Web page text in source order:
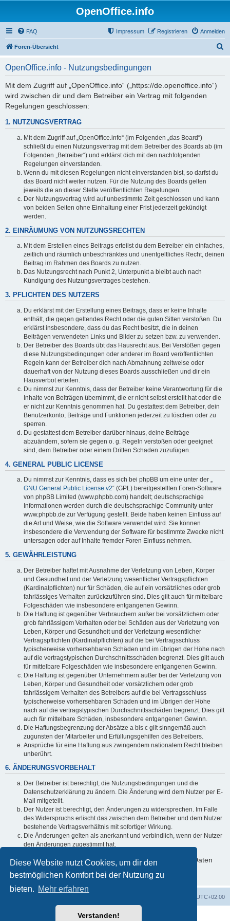
Diese Website nutzt Cookies, um dir den
bestmöglichen Komfort bei der Nutzung zu
bieten. Mehr erfahren
Verstanden!
OpenOffice.info
FAQ Anmelden
Registrieren
Impressum
Foren-Übersicht
OpenOffice.info - Nutzungsbedingungen
Mit dem Zugriff auf „OpenOffice.info“ („https://de.openoffice.info“)
wird zwischen dir und dem Betreiber ein Vertrag mit folgenden
Regelungen geschlossen:
1. NUTZUNGSVERTRAG
Mit dem Zugriff auf „OpenOffice.info“ (im Folgenden „das Board“)
schließt du einen Nutzungsvertrag mit dem Betreiber des Boards ab (im
Folgenden „Betreiber“) und erklärst dich mit den nachfolgenden
Regelungen einverstanden.
Wenn du mit diesen Regelungen nicht einverstanden bist, so darfst du
das Board nicht weiter nutzen. Für die Nutzung des Boards gelten
jeweils die an dieser Stelle veröffentlichten Regelungen.
Der Nutzungsvertrag wird auf unbestimmte Zeit geschlossen und kann
von beiden Seiten ohne Einhaltung einer Frist jederzeit gekündigt
werden.
2. EINRÄUMUNG VON NUTZUNGSRECHTEN
Mit dem Erstellen eines Beitrags erteilst du dem Betreiber ein einfaches,
zeitlich und räumlich unbeschränktes und unentgeltliches Recht, deinen
Beitrag im Rahmen des Boards zu nutzen.
Das Nutzungsrecht nach Punkt 2, Unterpunkt a bleibt auch nach
Kündigung des Nutzungsvertrages bestehen.
3. PFLICHTEN DES NUTZERS
Du erklärst mit der Erstellung eines Beitrags, dass er keine Inhalte
enthält, die gegen geltendes Recht oder die guten Sitten verstoßen. Du
erklärst insbesondere, dass du das Recht besitzt, die in deinen
Beiträgen verwendeten Links und Bilder zu setzen bzw. zu verwenden.
Der Betreiber des Boards übt das Hausrecht aus. Bei Verstößen gegen
diese Nutzungsbedingungen oder anderer im Board veröffentlichten
Regeln kann der Betreiber dich nach Abmahnung zeitweise oder
dauerhaft von der Nutzung dieses Boards ausschließen und dir ein
Hausverbot erteilen.
Du nimmst zur Kenntnis, dass der Betreiber keine Verantwortung für die
Inhalte von Beiträgen übernimmt, die er nicht selbst erstellt hat oder die
er nicht zur Kenntnis genommen hat. Du gestattest dem Betreiber, dein
Benutzerkonto, Beiträge und Funktionen jederzeit zu löschen oder zu
sperren.
Du gestattest dem Betreiber darüber hinaus, deine Beiträge
abzuändern, sofern sie gegen o. g. Regeln verstoßen oder geeignet
sind, dem Betreiber oder einem Dritten Schaden zuzufügen.
4. GENERAL PUBLIC LICENSE
Du nimmst zur Kenntnis, dass es sich bei phpBB um eine unter der „
GNU General Public License v2“ (GPL) bereitgestellten Foren-Software
von phpBB Limited (www.phpbb.com) handelt; deutschsprachige
Informationen werden durch die deutschsprachige Community unter
www.phpbb.de zur Verfügung gestellt. Beide haben keinen Einfluss auf
die Art und Weise, wie die Software verwendet wird. Sie können
insbesondere die Verwendung der Software für bestimmte Zwecke nicht
untersagen oder auf Inhalte fremder Foren Einfluss nehmen.
5. GEWÄHRLEISTUNG
Der Betreiber haftet mit Ausnahme der Verletzung von Leben, Körper
und Gesundheit und der Verletzung wesentlicher Vertragspflichten
(Kardinalpflichten) nur für Schäden, die auf ein vorsätzliches oder grob
fahrlässiges Verhalten zurückzuführen sind. Dies gilt auch für mittelbare
Folgeschäden wie insbesondere entgangenen Gewinn.
Die Haftung ist gegenüber Verbrauchern außer bei vorsätzlichem oder
grob fahrlässigem Verhalten oder bei Schäden aus der Verletzung von
Leben, Körper und Gesundheit und der Verletzung wesentlicher
Vertragspflichten (Kardinalpflichten) auf die bei Vertragsschluss
typischerweise vorhersehbaren Schäden und im übrigen der Höhe nach
auf die vertragstypischen Durchschnittsschäden begrenzt. Dies gilt auch
für mittelbare Folgeschäden wie insbesondere entgangenen Gewinn.
Die Haftung ist gegenüber Unternehmern außer bei der Verletzung von
Leben, Körper und Gesundheit oder vorsätzlichem oder grob
fahrlässigem Verhalten des Betreibers auf die bei Vertragsschluss
typischerweise vorhersehbaren Schäden und im Übrigen der Höhe
nach auf die vertragstypischen Durchschnittsschäden begrenzt. Dies gilt
auch für mittelbare Schäden, insbesondere entgangenen Gewinn.
Die Haftungsbegrenzung der Absätze a bis c gilt sinngemäß auch
zugunsten der Mitarbeiter und Erfüllungsgehilfen des Betreibers.
Ansprüche für eine Haftung aus zwingendem nationalem Recht bleiben
unberührt.
6. ÄNDERUNGSVORBEHALT
Der Betreiber ist berechtigt, die Nutzungsbedingungen und die
Datenschutzerklärung zu ändern. Die Änderung wird dem Nutzer per E-
Mail mitgeteilt.
Der Nutzer ist berechtigt, den Änderungen zu widersprechen. Im Falle
des Widerspruchs erlischt das zwischen dem Betreiber und dem Nutzer
bestehende Vertragsverhältnis mit sofortiger Wirkung.
Die Änderungen gelten als anerkannt und verbindlich, wenn der Nutzer
den Änderungen zugestimmt hat.
Informationen über den Umgang mit deinen persönlichen Daten
sind in der Datenschutzerklärung enthalten.
UTC+02:00
Powered byphpBB® Forum Software © phpBB Limited